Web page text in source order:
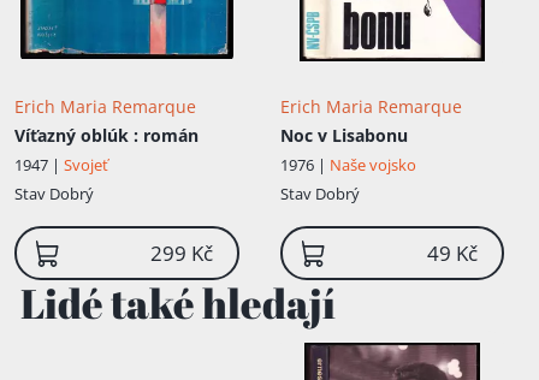
Erich Maria Remarque
Víťazný oblúk : román
1947 | Svojeť
Stav Dobrý
299 Kč
Erich Maria Remarque
Noc v Lisabonu
1976 | Naše vojsko
Stav Dobrý
49 Kč
Lidé také hledají